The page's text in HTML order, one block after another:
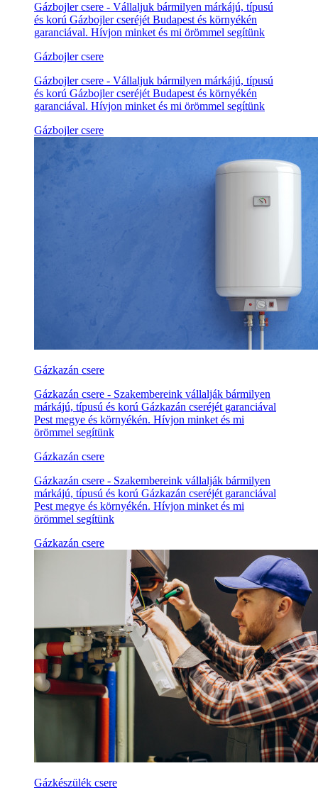
Gázbojler csere - Vállaljuk bármilyen márkájú, típusú
és korú Gázbojler cseréjét Budapest és környékén
garanciával. Hívjon minket és mi örömmel segítünk
Gázbojler csere
Gázbojler csere - Vállaljuk bármilyen márkájú, típusú
és korú Gázbojler cseréjét Budapest és környékén
garanciával. Hívjon minket és mi örömmel segítünk
Gázbojler csere
Gázkazán csere
Gázkazán csere - Szakembereink vállalják bármilyen
márkájú, típusú és korú Gázkazán cseréjét garanciával
Pest megye és környékén. Hívjon minket és mi
örömmel segítünk
Gázkazán csere
Gázkazán csere - Szakembereink vállalják bármilyen
márkájú, típusú és korú Gázkazán cseréjét garanciával
Pest megye és környékén. Hívjon minket és mi
örömmel segítünk
Gázkazán csere
Gázkészülék csere